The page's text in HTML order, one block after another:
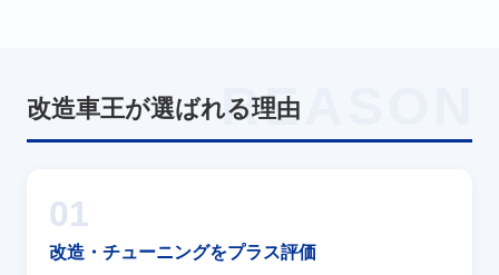
REASON
改造車王が選ばれる理由
01
改造・チューニングをプラス評価